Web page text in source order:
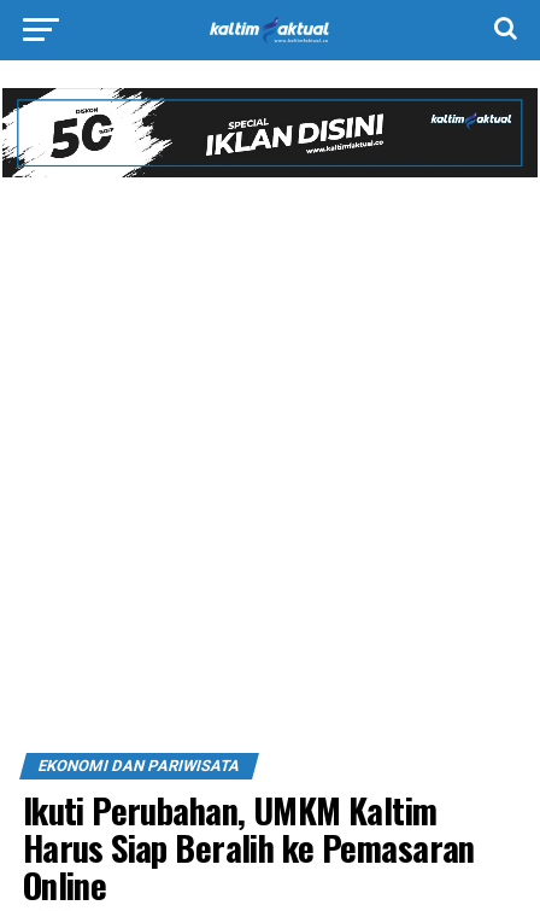
EKONOMI DAN PARIWISATA
Ikuti Perubahan, UMKM Kaltim
Harus Siap Beralih ke Pemasaran
Online